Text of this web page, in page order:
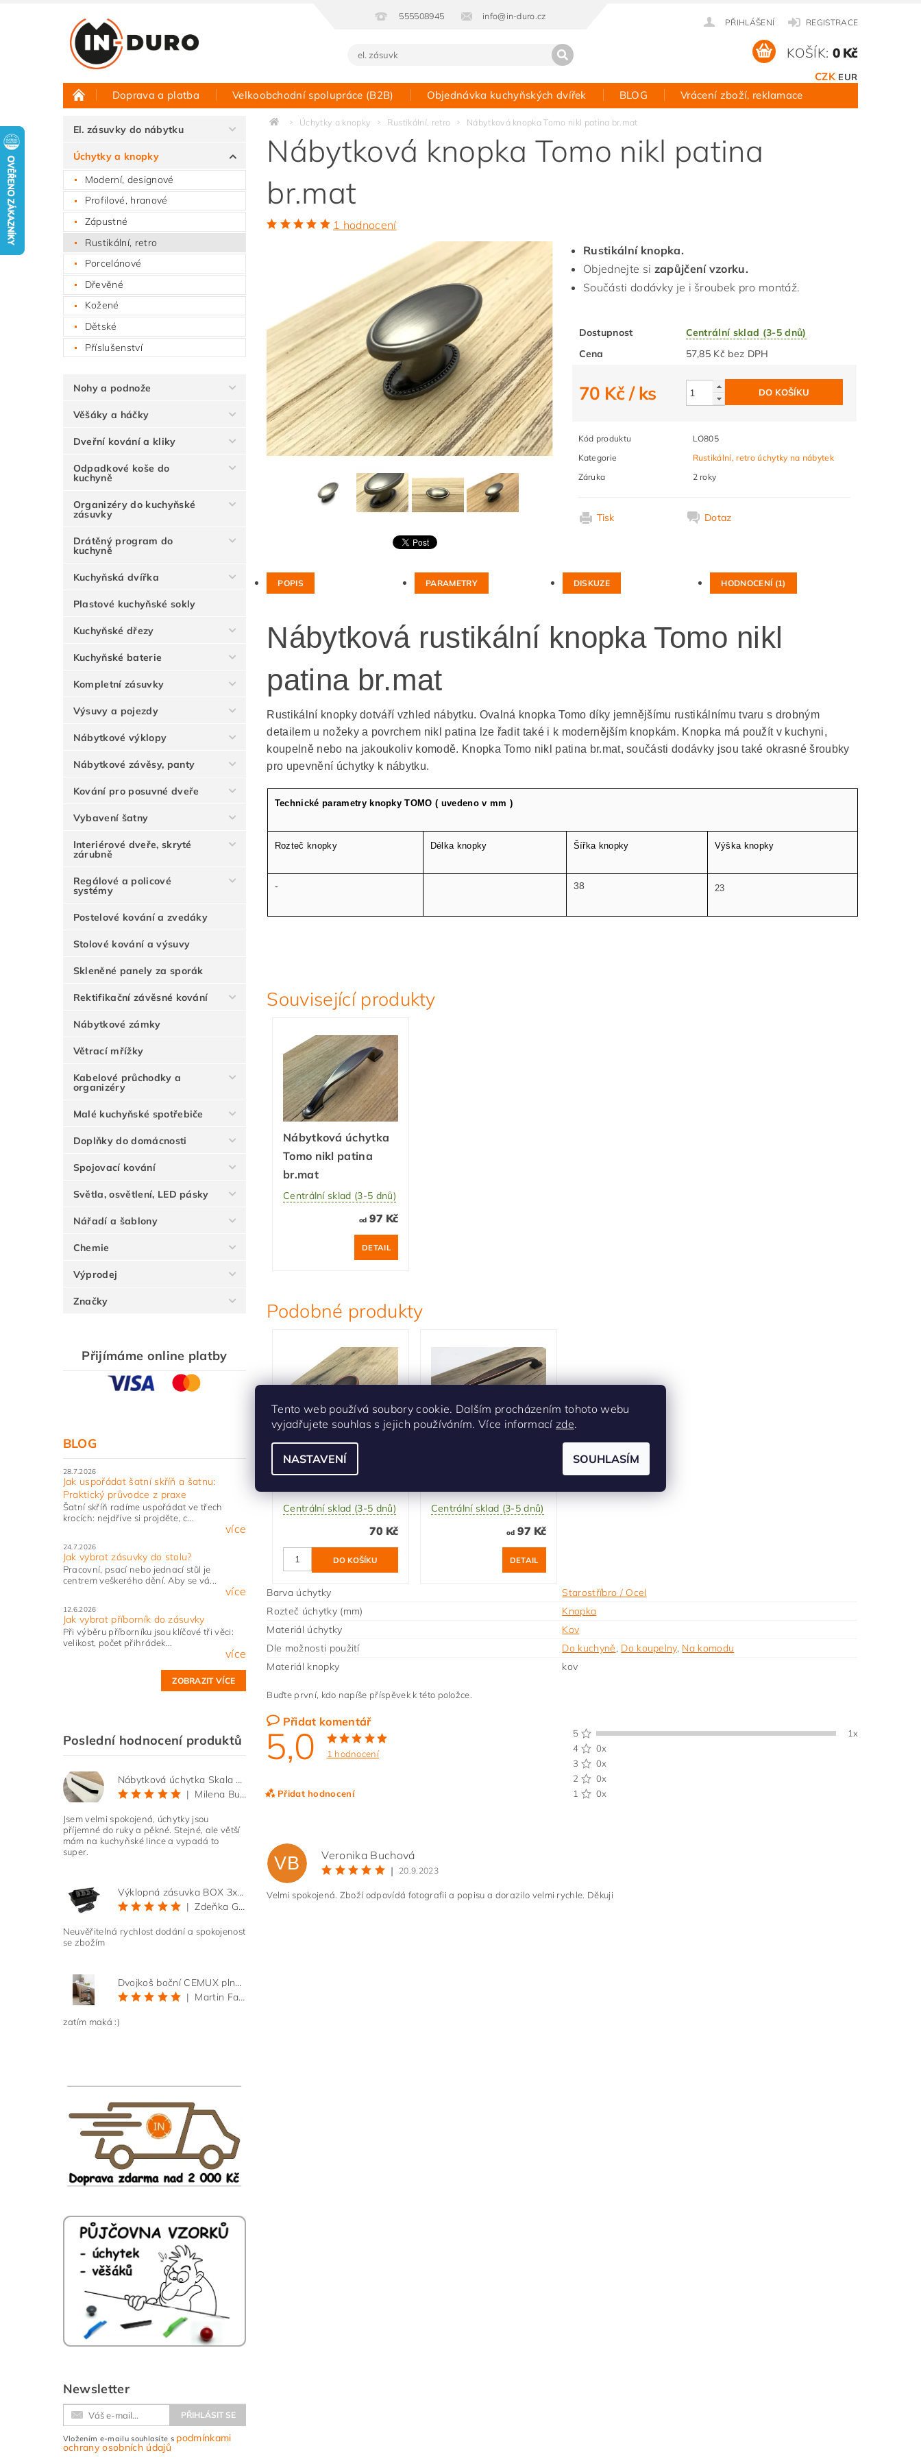
555508945 info@in-duro.cz
PŘIHLÁŠENÍ REGISTRACE
CZK EUR
KOŠÍK: 0 Kč
Doprava a platba Velkoobchodní spolupráce (B2B) Objednávka kuchyňských dvířek BLOG Vrácení zboží, reklamace
Půjčovna vzorků Hodnocení obchodu Kontakt
El. zásuvky do nábytku
Úchytky a knopky
Moderní, designové
Profilové, hranové
Zápustné
Rustikální, retro
Porcelánové
Dřevěné
Kožené
Dětské
Příslušenství
Nohy a podnože
Věšáky a háčky
Dveřní kování a kliky
Odpadkové koše do
kuchyně
Organizéry do kuchyňské
zásuvky
Drátěný program do
kuchyně
Kuchyňská dvířka
Plastové kuchyňské sokly
Kuchyňské dřezy
Kuchyňské baterie
Kompletní zásuvky
Výsuvy a pojezdy
Nábytkové výklopy
Nábytkové závěsy, panty
Kování pro posuvné dveře
Vybavení šatny
Interiérové dveře, skryté
zárubně
Regálové a policové
systémy
Postelové kování a zvedáky
Stolové kování a výsuvy
Skleněné panely za sporák
Rektifikační závěsné kování
Nábytkové zámky
Větrací mřížky
Kabelové průchodky a
organizéry
Malé kuchyňské spotřebiče
Doplňky do domácnosti
Spojovací kování
Světla, osvětlení, LED pásky
Nářadí a šablony
Chemie
Výprodej
Značky
Přijímáme online platby
BLOG
28.7.2026
Jak uspořádat šatní skříň a šatnu:
Praktický průvodce z praxe
Šatní skříň radíme uspořádat ve třech
krocích: nejdříve si projděte, c...
více
24.7.2026
Jak vybrat zásuvky do stolu?
Pracovní, psací nebo jednací stůl je
centrem veškerého dění. Aby se vá...
více
12.6.2026
Jak vybrat příborník do zásuvky
Při výběru příborníku jsou klíčové tři věci:
velikost, počet přihrádek...
více
ZOBRAZIT VÍCE
Poslední hodnocení produktů
Nábytková úchytka Skala černá matná
|
Milena Bučková
Jsem velmi spokojená, úchytky jsou
příjemné do ruky a pěkné. Stejné, ale větší
mám na kuchyňské lince a vypadá to
super.
Výklopná zásuvka BOX 3x 230V s 3m kabelem - černá
|
Zdeňka Gold
Neuvěřitelná rychlost dodání a spokojenost
se zbožím
Dvojkoš boční CEMUX plné dno 3D, s tlumením antracit 200 mm
|
Martin Faltus
zatím maká :)
Newsletter
Vložením e-mailu souhlasíte s podmínkami
ochrany osobních údajů
Úchytky a knopky Rustikální, retro Nábytková knopka Tomo nikl patina br.mat
Nábytková knopka Tomo nikl patina
br.mat
1 hodnocení
Rustikální knopka.
Objednejte si zapůjčení vzorku.
Součásti dodávky je i šroubek pro montáž.
Dostupnost
Centrální sklad (3-5 dnů)
Cena
57,85 Kč bez DPH
70 Kč/ ks
Kód produktu
LO805
Kategorie
Rustikální, retro úchytky na nábytek
Záruka
2 roky
Tisk Dotaz
POPIS PARAMETRY DISKUZE HODNOCENÍ (1)
Nábytková rustikální knopka Tomo nikl
patina br.mat
Rustikální knopky dotváří vzhled nábytku. Ovalná knopka Tomo díky jemnějšímu rustikálnímu tvaru s drobným
detailem u nožeky a povrchem nikl patina lze řadit také i k modernějším knopkám. Knopka má použít v kuchyni,
koupelně nebo na jakoukoliv komodě. Knopka Tomo nikl patina br.mat, součásti dodávky jsou také okrasné šroubky
pro upevnění úchytky k nábytku.
Technické parametry knopky TOMO ( uvedeno v mm )
Rozteč knopky Délka knopky Šířka knopky Výška knopky
- 38 23
Související produkty
Nábytková úchytka
Tomo nikl patina
br.mat
Centrální sklad (3-5 dnů)
od97 Kč
DETAIL
Podobné produkty
Nábytková knopka
Tomo měď patina
Centrální sklad (3-5 dnů)
70 Kč
Centrální sklad (3-5 dnů)
od97 Kč
DETAIL
Barva úchytky
Starostříbro / Ocel
Rozteč úchytky (mm)
Knopka
Materiál úchytky
Kov
Dle možnosti použití
Do kuchyně, Do koupelny, Na komodu
Materiál knopky
kov
Buďte první, kdo napíše příspěvek k této položce.
Přidat komentář
5,0 1 hodnocení
Přidat hodnocení
5
1x
4
0x
3
0x
2
0x
1
0x
VB
Veronika Buchová
|
20.9.2023
Velmi spokojená. Zboží odpovídá fotografii a popisu a dorazilo velmi rychle. Děkuji
Tento web používá soubory cookie. Dalším procházením tohoto webu
vyjadřujete souhlas s jejich používáním. Více informací zde.
NASTAVENÍ SOUHLASÍM